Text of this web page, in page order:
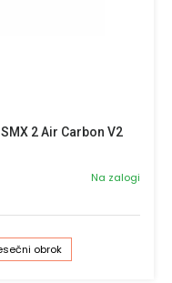
2 Air Carbon V2
Na zalogi
obrok